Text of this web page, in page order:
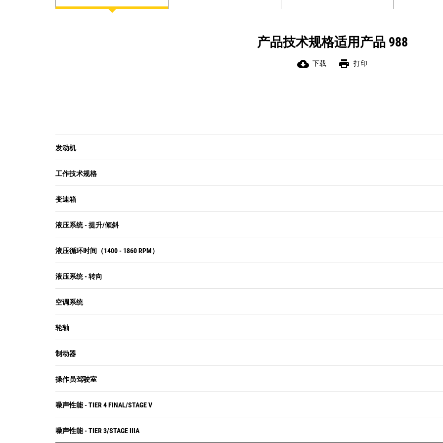
间并实现更好的铲斗填充系数。
滑、自动设定轮胎和升降失速防护等）
可优化挖掘段循环。
采用单踏板设计，具有动态制动和操作
员辅助功能，简化了操作，并且可以更
产品技术规格适用产品 988
cloud_download 下载 print 打印
发动机
工作技术规格
变速箱
液压系统 - 提升/倾斜
液压循环时间（1400 - 1860 RPM）
液压系统 - 转向
空调系统
轮轴
制动器
操作员驾驶室
噪声性能 - TIER 4 FINAL/STAGE V
噪声性能 - TIER 3/STAGE IIIA